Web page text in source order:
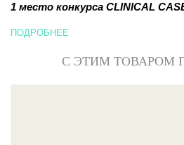
1 место конкурса CLINICAL
ПОДРОБНЕЕ
С ЭТИМ ТОВАРОМ